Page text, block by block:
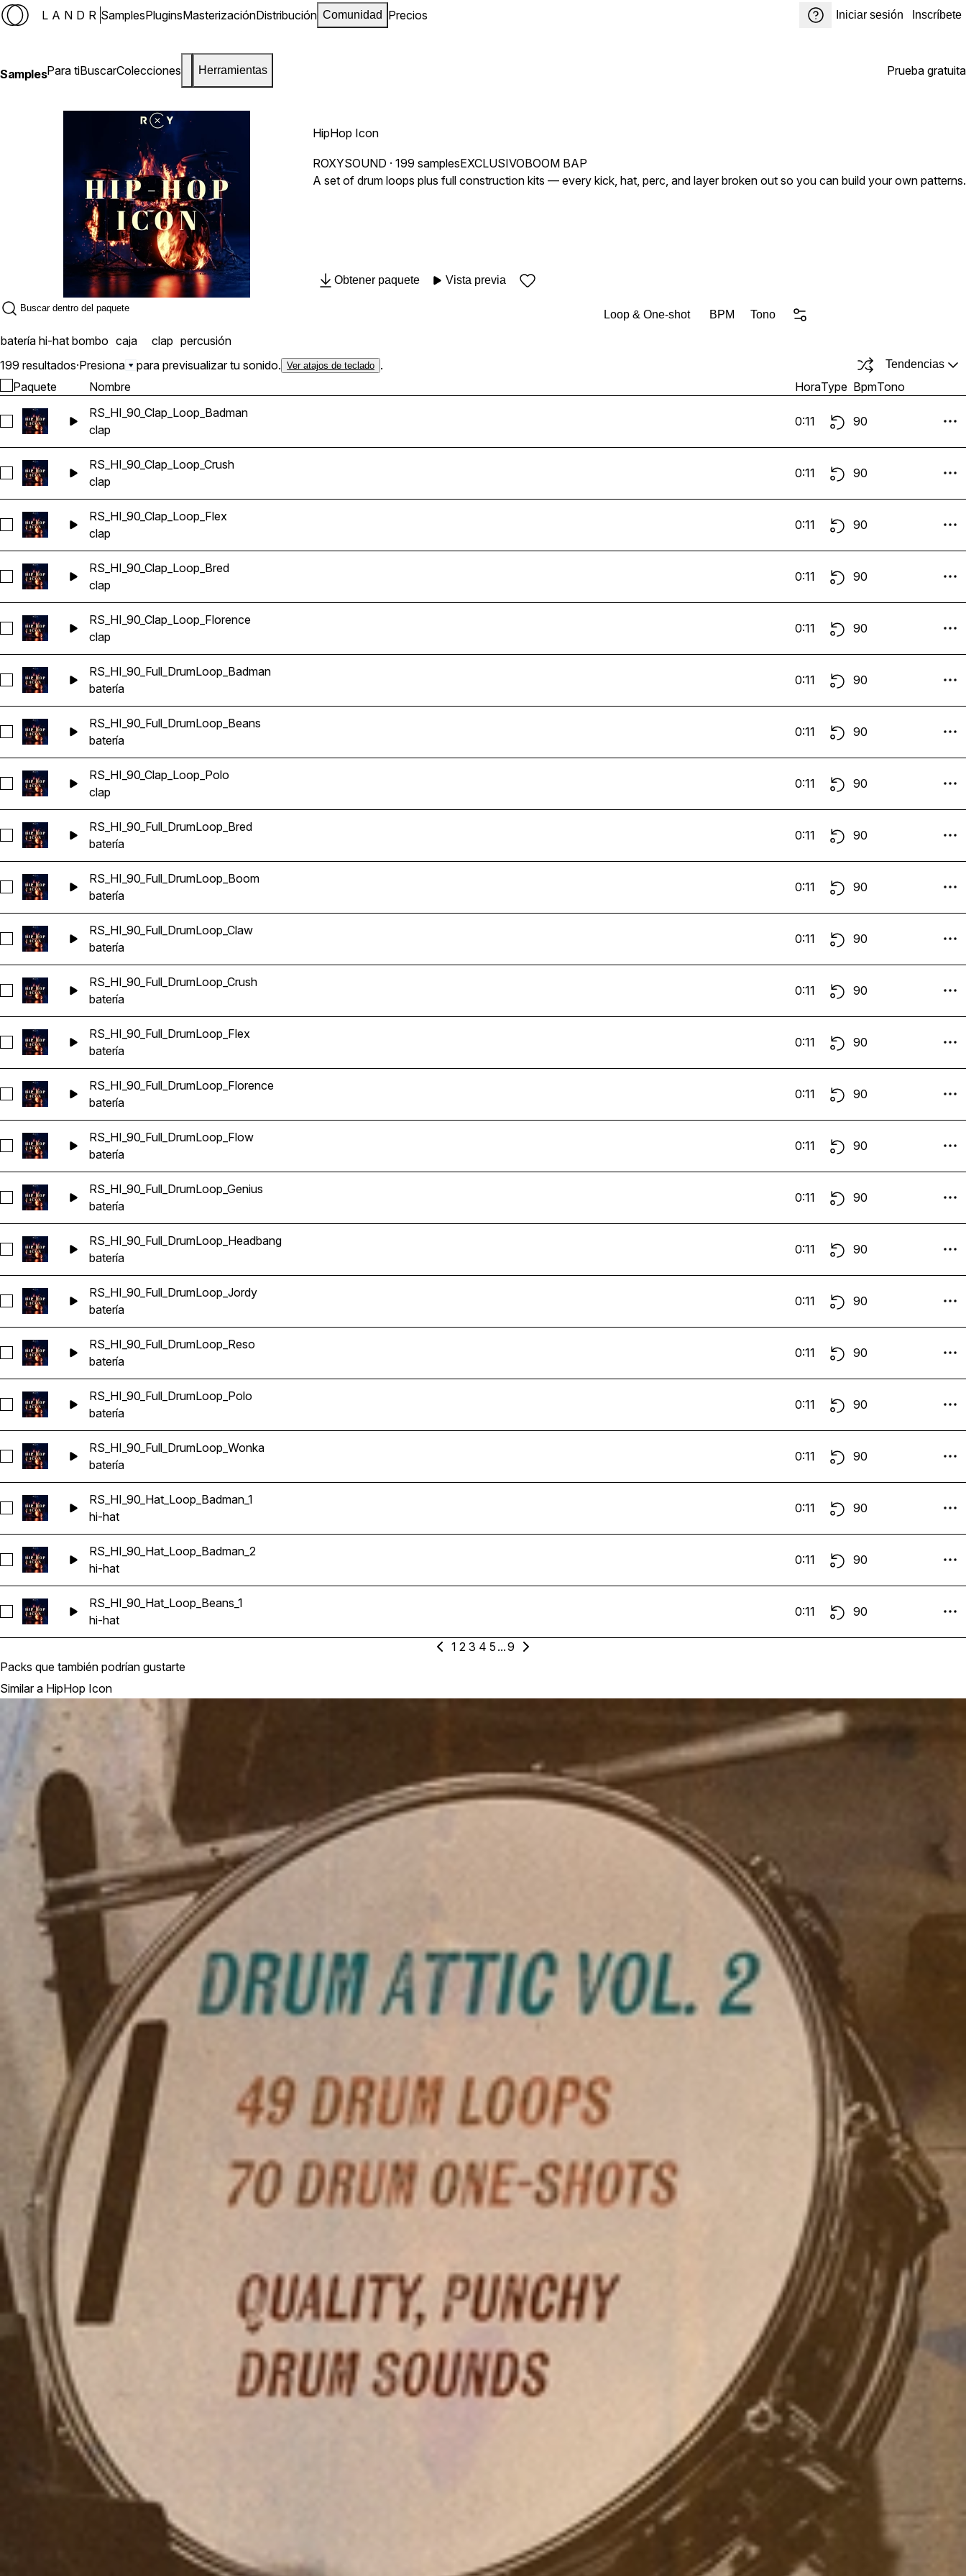
LANDR SamplesPluginsMasterizaciónDistribución Comunidad Precios Iniciar sesión Inscríbete
SamplesPara tiBuscarColecciones Herramientas Prueba gratuita
HipHop Icon
ROXYSOUND · 199 samplesEXCLUSIVOBOOM BAP
A set of drum loops plus full construction kits — every kick, hat, perc, and layer broken out so you can build your own patterns.
Obtener paquete Vista previa
Loop & One-shot BPM Tono
batería hi-hat bombo caja clap percusión
199 resultados·Presiona para previsualizar tu sonido. Ver atajos de teclado . Tendencias
Paquete Nombre HoraType BpmTono
Seleccionar RS_HI_90_Clap_Loop_Badman
RS_HI_90_Clap_Loop_Badman
clap
0:11 90
Seleccionar RS_HI_90_Clap_Loop_Crush
RS_HI_90_Clap_Loop_Crush
clap
0:11 90
Seleccionar RS_HI_90_Clap_Loop_Flex
RS_HI_90_Clap_Loop_Flex
clap
0:11 90
Seleccionar RS_HI_90_Clap_Loop_Bred
RS_HI_90_Clap_Loop_Bred
clap
0:11 90
Seleccionar RS_HI_90_Clap_Loop_Florence
RS_HI_90_Clap_Loop_Florence
clap
0:11 90
Seleccionar RS_HI_90_Full_DrumLoop_Badman
RS_HI_90_Full_DrumLoop_Badman
batería
0:11 90
Seleccionar RS_HI_90_Full_DrumLoop_Beans
RS_HI_90_Full_DrumLoop_Beans
batería
0:11 90
Seleccionar RS_HI_90_Clap_Loop_Polo
RS_HI_90_Clap_Loop_Polo
clap
0:11 90
Seleccionar RS_HI_90_Full_DrumLoop_Bred
RS_HI_90_Full_DrumLoop_Bred
batería
0:11 90
Seleccionar RS_HI_90_Full_DrumLoop_Boom
RS_HI_90_Full_DrumLoop_Boom
batería
0:11 90
Seleccionar RS_HI_90_Full_DrumLoop_Claw
RS_HI_90_Full_DrumLoop_Claw
batería
0:11 90
Seleccionar RS_HI_90_Full_DrumLoop_Crush
RS_HI_90_Full_DrumLoop_Crush
batería
0:11 90
Seleccionar RS_HI_90_Full_DrumLoop_Flex
RS_HI_90_Full_DrumLoop_Flex
batería
0:11 90
Seleccionar RS_HI_90_Full_DrumLoop_Florence
RS_HI_90_Full_DrumLoop_Florence
batería
0:11 90
Seleccionar RS_HI_90_Full_DrumLoop_Flow
RS_HI_90_Full_DrumLoop_Flow
batería
0:11 90
Seleccionar RS_HI_90_Full_DrumLoop_Genius
RS_HI_90_Full_DrumLoop_Genius
batería
0:11 90
Seleccionar RS_HI_90_Full_DrumLoop_Headbang
RS_HI_90_Full_DrumLoop_Headbang
batería
0:11 90
Seleccionar RS_HI_90_Full_DrumLoop_Jordy
RS_HI_90_Full_DrumLoop_Jordy
batería
0:11 90
Seleccionar RS_HI_90_Full_DrumLoop_Reso
RS_HI_90_Full_DrumLoop_Reso
batería
0:11 90
Seleccionar RS_HI_90_Full_DrumLoop_Polo
RS_HI_90_Full_DrumLoop_Polo
batería
0:11 90
Seleccionar RS_HI_90_Full_DrumLoop_Wonka
RS_HI_90_Full_DrumLoop_Wonka
batería
0:11 90
Seleccionar RS_HI_90_Hat_Loop_Badman_1
RS_HI_90_Hat_Loop_Badman_1
hi-hat
0:11 90
Seleccionar RS_HI_90_Hat_Loop_Badman_2
RS_HI_90_Hat_Loop_Badman_2
hi-hat
0:11 90
Seleccionar RS_HI_90_Hat_Loop_Beans_1
RS_HI_90_Hat_Loop_Beans_1
hi-hat
0:11 90
1 2 3 4 5 ...9
Packs que también podrían gustarte
Similar a HipHop Icon